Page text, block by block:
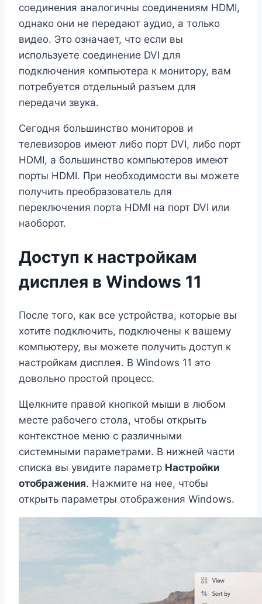
соединения аналогичны соединениям HDMI,
однако они не передают аудио, а только
видео. Это означает, что если вы
используете соединение DVI для
подключения компьютера к монитору, вам
потребуется отдельный разъем для
передачи звука.
Сегодня большинство мониторов и
телевизоров имеют либо порт DVI, либо порт
HDMI, а большинство компьютеров имеют
порты HDMI. При необходимости вы можете
получить преобразователь для
переключения порта HDMI на порт DVI или
наоборот.
Доступ к настройкам
дисплея в Windows 11
После того, как все устройства, которые вы
хотите подключить, подключены к вашему
компьютеру, вы можете получить доступ к
настройкам дисплея. В Windows 11 это
довольно простой процесс.
Щелкните правой кнопкой мыши в любом
месте рабочего стола, чтобы открыть
контекстное меню с различными
системными параметрами. В нижней части
списка вы увидите параметр Настройки
отображения. Нажмите на нее, чтобы
открыть параметры отображения Windows.